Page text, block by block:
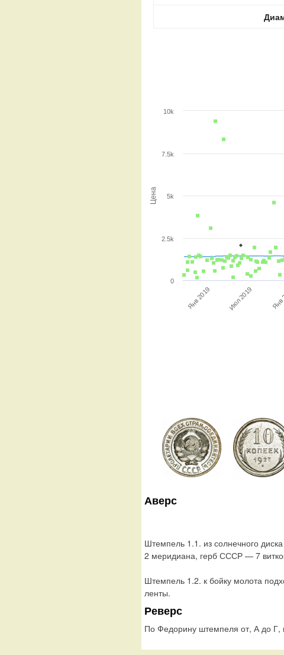
Цена
Янв 2019 Июл 2019
0
10k
2.5k
5k
7.5k
Аверс
Штемпель 1.1. из солнечного
2 меридиана, герб СССР — 7
Штемпель 1.2. к бойку молота
ленты.
Реверс
По Федорину штемпеля от, А до Г,